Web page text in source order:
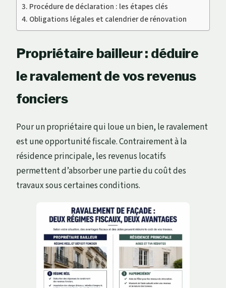
Procédure de déclaration : les étapes clés
Obligations légales et calendrier de rénovation
Propriétaire bailleur : déduire
le ravalement de vos revenus
fonciers
Pour un propriétaire qui loue un bien, le ravalement
est une opportunité fiscale. Contrairement à la
résidence principale, les revenus locatifs
permettent d’absorber une partie du coût des
travaux sous certaines conditions.